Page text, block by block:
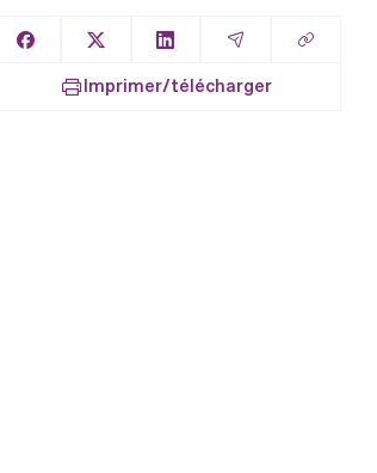
Partager sur Facebook
Partager sur XPartager sur LinkedIn
Partager par
Copier
Imprimer/télécharger